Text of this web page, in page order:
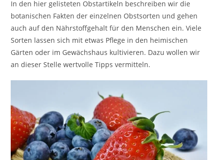
In den hier gelisteten Obstartikeln beschreiben wir die
botanischen Fakten der einzelnen Obstsorten und gehen
auch auf den Nährstoffgehalt für den Menschen ein. Viele
Sorten lassen sich mit etwas Pflege in den heimischen
Gärten oder im Gewächshaus kultivieren. Dazu wollen wir
an dieser Stelle wertvolle Tipps vermitteln.